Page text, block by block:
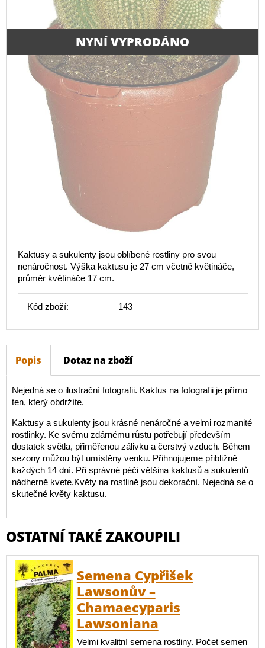
NYNÍ VYPRODÁNO
Kaktusy a sukulenty jsou oblíbené rostliny pro svou
nenáročnost. Výška kaktusu je 27 cm včetně květináče,
průměr květináče 17 cm.
Kód zboží: 143
Popis Dotaz na zboží
Nejedná se o ilustrační fotografii. Kaktus na fotografii je přímo
ten, který obdržíte.
Kaktusy a sukulenty jsou krásné nenáročné a velmi rozmanité
rostlinky. Ke svému zdárnému růstu potřebují především
dostatek světla, přiměřenou zálivku a čerstvý vzduch. Během
sezony můžou být umístěny venku. Přihnojujeme přibližně
každých 14 dní. Při správné péči většina kaktusů a sukulentů
nádherně kvete.Květy na rostlině jsou dekorační. Nejedná se o
skutečné květy kaktusu.
OSTATNÍ TAKÉ ZAKOUPILI
Semena Cypřišek
Lawsonův –
Chamaecyparis
Lawsoniana
Velmi kvalitní semena rostliny. Počet semen